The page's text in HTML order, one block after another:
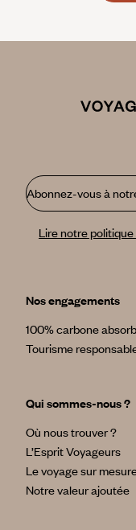
Abonnez-vous à
Lire notre
Nos engagements
100% carbone
Tourisme
Qui sommes-nous ?
Où nous trouver ?
L’Esprit Voyageurs
Le voyage sur
Notre valeur ajoutée